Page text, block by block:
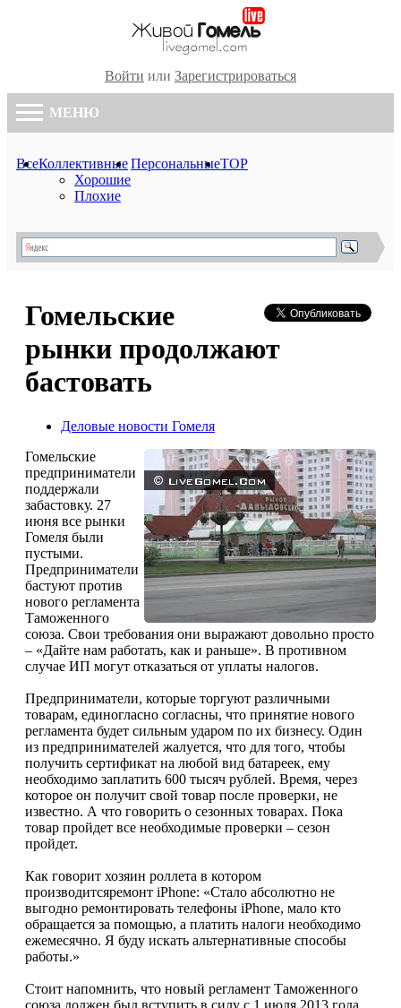
Войти или Зарегистрироваться
МЕНЮ
ВсеКоллективные
Хорошие
Плохие
ПерсональныеTOP
Гомельские
рынки продолжают
бастовать
Деловые новости Гомеля
Гомельские
предприниматели
поддержали
забастовку. 27
июня все рынки
Гомеля были
пустыми.
Предприниматели
бастуют против
нового регламента
Таможенного
союза. Свои требования они выражают довольно просто
– «Дайте нам работать, как и раньше». В противном
случае ИП могут отказаться от уплаты налогов.
Предприниматели, которые торгуют различными
товарам, единогласно согласны, что принятие нового
регламента будет сильным ударом по их бизнесу. Один
из предпринимателей жалуется, что для того, чтобы
получить сертификат на любой вид батареек, ему
необходимо заплатить 600 тысяч рублей. Время, через
которое он получит свой товар после проверки, не
известно. А что говорить о сезонных товарах. Пока
товар пройдет все необходимые проверки – сезон
пройдет.
Как говорит хозяин роллета в котором
производитсяремонт iPhone: «Стало абсолютно не
выгодно ремонтировать телефоны iPhone, мало кто
обращается за помощью, а платить налоги необходимо
ежемесячно. Я буду искать альтернативные способы
работы.»
Стоит напомнить, что новый регламент Таможенного
союза должен был вступить в силу с 1 июля 2013 года,